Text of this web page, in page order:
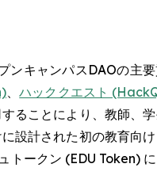
ンキャンパスDAOの主
、ハッククエスト
ることにより、教師、
設計された初の教育向
トークン (EDU Token)